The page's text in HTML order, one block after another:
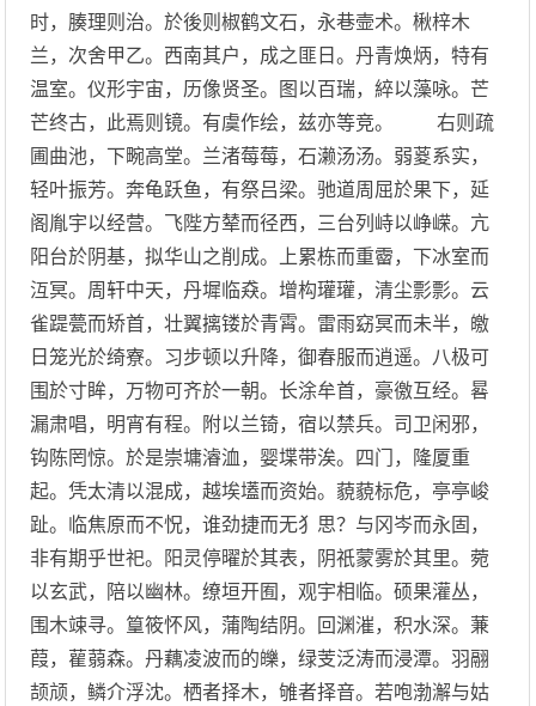
时，腠理则治。於後则椒鹤文石，永巷壸术。楸梓木
兰，次舍甲乙。西南其户，成之匪日。丹青焕炳，特有
温室。仪形宇宙，历像贤圣。图以百瑞，綷以藻咏。芒
芒终古，此焉则镜。有虞作绘，兹亦等竞。 右则疏
圃曲池，下畹高堂。兰渚莓莓，石濑汤汤。弱葼系实，
轻叶振芳。奔龟跃鱼，有祭吕梁。驰道周屈於果下，延
阁胤宇以经营。飞陛方辇而径西，三台列峙以峥嵘。亢
阳台於阴基，拟华山之削成。上累栋而重霤，下冰室而
沍冥。周轩中天，丹墀临猋。增构瓘瓘，清尘彯彯。云
雀踶甍而矫首，壮翼摛镂於青霄。雷雨窈冥而未半，皦
日笼光於绮寮。习步顿以升降，御春服而逍遥。八极可
围於寸眸，万物可齐於一朝。长涂牟首，豪徼互经。晷
漏肃唱，明宵有程。附以兰锜，宿以禁兵。司卫闲邪，
钩陈罔惊。於是崇墉濬洫，婴堞带涘。四门，隆厦重
起。凭太清以混成，越埃壒而资始。藐藐标危，亭亭峻
趾。临焦原而不怳，谁劲捷而无犭思？与冈岑而永固，
非有期乎世祀。阳灵停曜於其表，阴祇蒙雾於其里。菀
以玄武，陪以幽林。缭垣开囿，观宇相临。硕果灌丛，
围木竦寻。篁筱怀风，蒲陶结阴。回渊漼，积水深。蒹
葭，雚蒻森。丹藕凌波而的皪，绿芰泛涛而浸潭。羽翮
颉颃，鳞介浮沈。栖者择木，雊者择音。若咆渤澥与姑